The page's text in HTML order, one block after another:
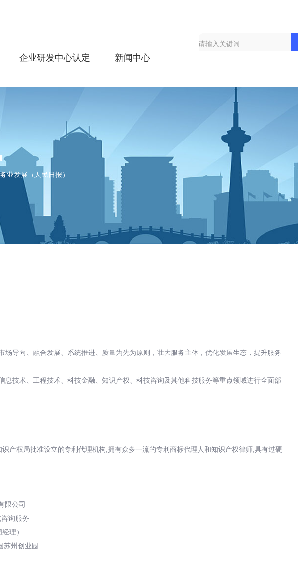
企业研发中心认定
新闻中心
业发展（人民日报）
导向、融合发展、系统推进、质量为先为原则，壮大服务主体，优化发展生态，提升服务
技术、工程技术、科技金融、知识产权、科技咨询及其他科技服务等重点领域进行全面部
产权局批准设立的专利代理机构,拥有众多一流的专利商标代理人和知识产权律师,具有过硬
限公司
询服务
理）
苏州创业园